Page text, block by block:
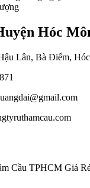
Hóc
Lân, Bà Điểm,
Cầu TPHCM Giá